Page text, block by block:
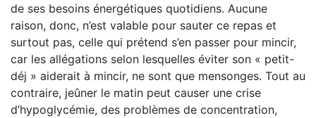
de ses besoins énergétiques quotidiens. Aucune
raison, donc, n’est valable pour sauter ce repas et
surtout pas, celle qui prétend s’en passer pour mincir,
car les allégations selon lesquelles éviter son « petit-
déj » aiderait à mincir, ne sont que mensonges. Tout au
contraire, jeûner le matin peut causer une crise
d’hypoglycémie, des problèmes de concentration,